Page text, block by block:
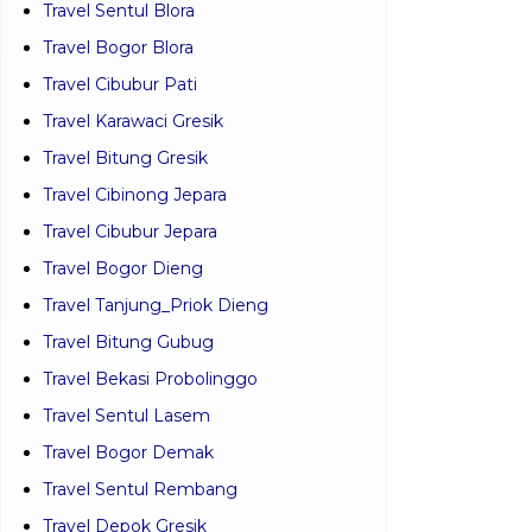
BCA : 7960987921
A/N : Travele CV
Facebook :travele.id
Pos-pos Terbaru
Travel Balaraja Juwana
Travel Cibinong Demak
Travel Bandara_Soekarno _Hatta Kudus
Travel Karawaci Dieng
Travel Sentul Blora
Travel Bogor Blora
Travel Cibubur Pati